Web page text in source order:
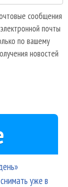
сообщения
почты
по вашему
новостей
уже в